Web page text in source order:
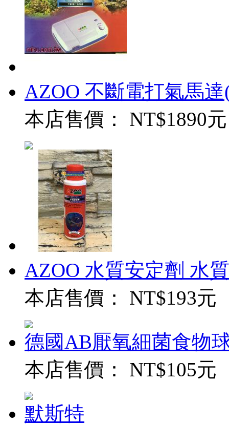
AZOO 不斷電打氣馬
本店售價： NT$1890元
AZOO 水質安定劑 水
本店售價： NT$193元
德國AB厭氧細菌食物
本店售價： NT$105元
默斯特